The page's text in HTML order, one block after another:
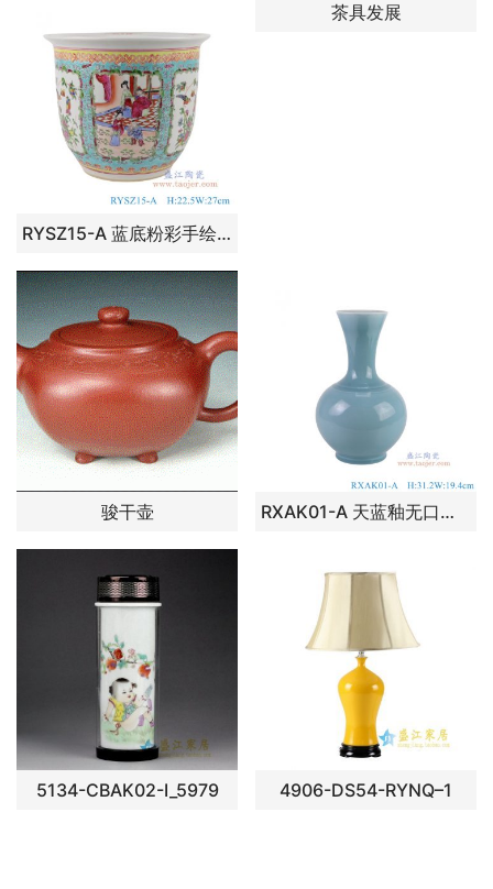
RYSZ15-A 蓝底粉彩手绘开窗仕女人物花鸟花盆大号， 高22.5直径27口径5.6底径14.7重量3.4KG
茶具发展
骏干壶 RXAK01-A 天蓝釉无口赏瓶 高31.2直径19.4底径10.8重量2.55KG
5134-CBAK02-I_5979 4906-DS54-RYNQ–1